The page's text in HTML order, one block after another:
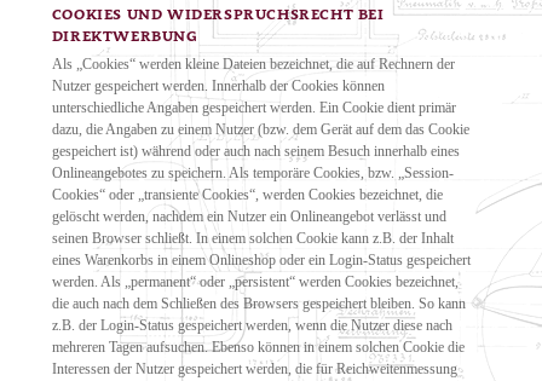
COOKIES UND WIDERSPRUCHSRECHT BEI
DIREKTWERBUNG
Als „Cookies“ werden kleine Dateien bezeichnet, die auf Rechnern der
Nutzer gespeichert werden. Innerhalb der Cookies können
unterschiedliche Angaben gespeichert werden. Ein Cookie dient primär
dazu, die Angaben zu einem Nutzer (bzw. dem Gerät auf dem das Cookie
gespeichert ist) während oder auch nach seinem Besuch innerhalb eines
Onlineangebotes zu speichern. Als temporäre Cookies, bzw. „Session-
Cookies“ oder „transiente Cookies“, werden Cookies bezeichnet, die
gelöscht werden, nachdem ein Nutzer ein Onlineangebot verlässt und
seinen Browser schließt. In einem solchen Cookie kann z.B. der Inhalt
eines Warenkorbs in einem Onlineshop oder ein Login-Status gespeichert
werden. Als „permanent“ oder „persistent“ werden Cookies bezeichnet,
die auch nach dem Schließen des Browsers gespeichert bleiben. So kann
z.B. der Login-Status gespeichert werden, wenn die Nutzer diese nach
mehreren Tagen aufsuchen. Ebenso können in einem solchen Cookie die
Interessen der Nutzer gespeichert werden, die für Reichweitenmessung